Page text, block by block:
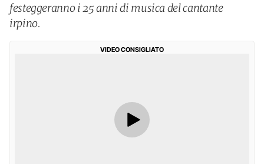
festeggeranno i 25 anni di musica del cantante
irpino.
VIDEO CONSIGLIATO